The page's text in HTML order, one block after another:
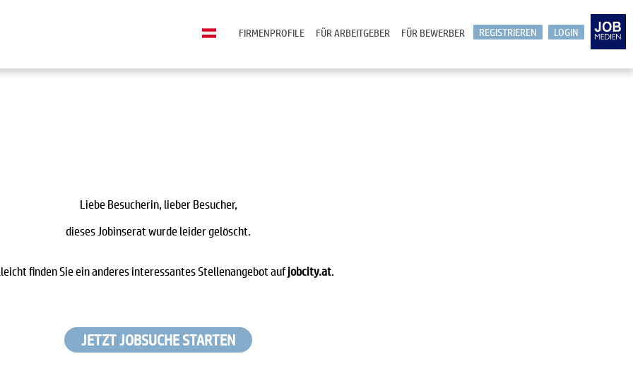
LOGIN
REGISTRIEREN
FÜR BEWERBER
FÜR ARBEITGEBER
FIRMENPROFILE
Liebe Besucherin, lieber Besucher,
dieses Jobinserat wurde leider gelöscht.
finden Sie ein anderes interessantes Stellenangebot aufjobcity.at.
JETZT JOBSUCHE STARTEN